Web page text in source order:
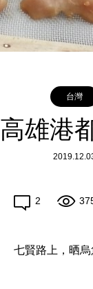
台灣
高雄港
2
七賢路上，晒烏